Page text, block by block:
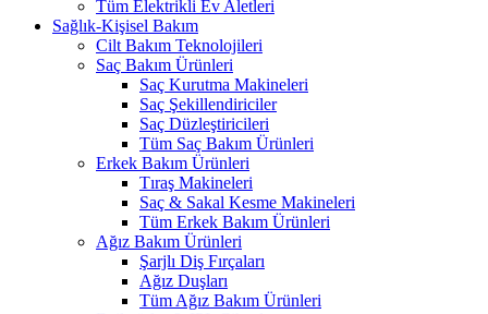
Tüm Elektrikli Ev Aletleri
Sağlık-Kişisel Bakım
Cilt Bakım Teknolojileri
Saç Bakım Ürünleri
Saç Kurutma Makineleri
Saç Şekillendiriciler
Saç Düzleştiricileri
Tüm Saç Bakım Ürünleri
Erkek Bakım Ürünleri
Tıraş Makineleri
Saç & Sakal Kesme Makineleri
Tüm Erkek Bakım Ürünleri
Ağız Bakım Ürünleri
Şarjlı Diş Fırçaları
Ağız Duşları
Tüm Ağız Bakım Ürünleri